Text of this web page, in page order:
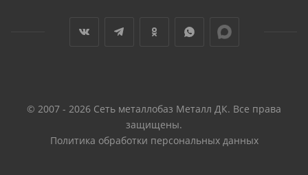
Примеры использования:
Крепление деревянных элементов: Они также
прекрасно подходят для крепления деревянных
© 2007 - 2026 Сеть металлобаз Металл ДК. Все права
защищены.
Политика обработки персональных данных